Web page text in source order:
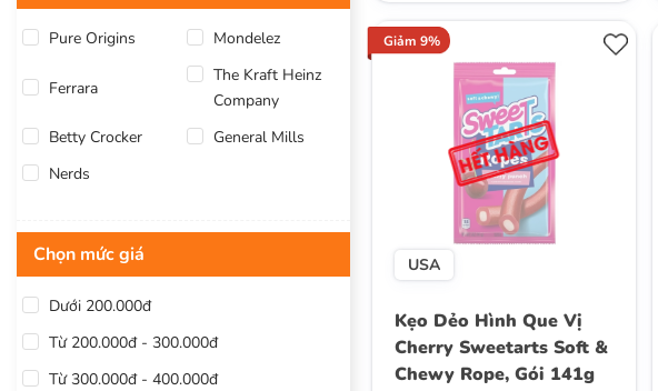
Pure Origins Mondelez
Ferrara
The Kraft Heinz
Company
Betty Crocker
General Mills
Nerds
Chọn mức giá
Dưới 200.000đ
Từ 200.000đ - 300.000đ
Từ 300.000đ - 400.000đ
Giảm 9%
USA
Kẹo Dẻo Hình Que Vị
Cherry Sweetarts Soft &
Chewy Rope, Gói 141g